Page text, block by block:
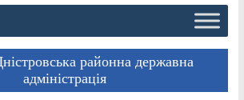
районна державна
адміністрація